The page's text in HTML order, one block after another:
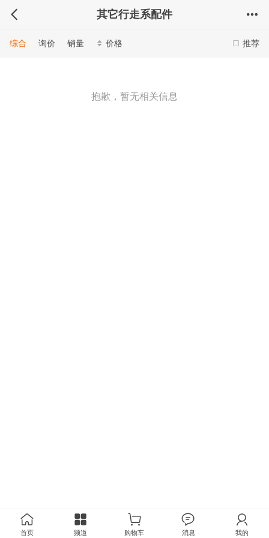
其它行走系配件
推荐
综合 询价 销量 价格
抱歉，暂无相关信息
首页 频道 购物车 消息 我的